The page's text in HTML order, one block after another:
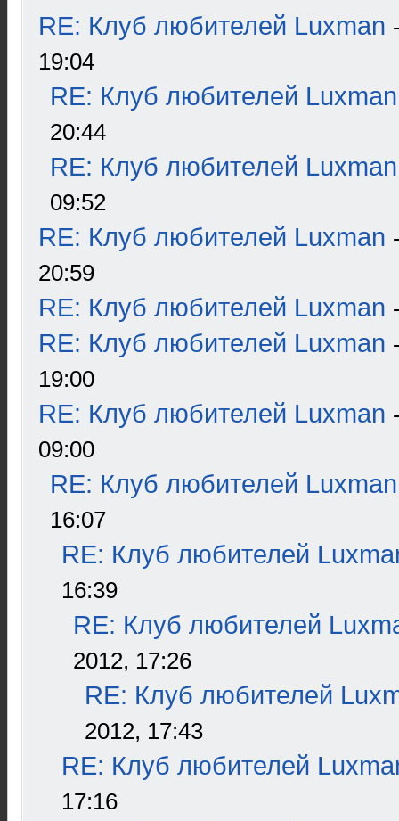
RE: Клуб любителей Luxman
19:04
RE: Клуб любителей Luxman
20:44
RE: Клуб любителей Luxman
09:52
RE: Клуб любителей Luxman
20:59
RE: Клуб любителей Luxman
RE: Клуб любителей Luxman
19:00
RE: Клуб любителей Luxman
09:00
RE: Клуб любителей Luxman
16:07
RE: Клуб любителей
16:39
RE: Клуб любителей
2012, 17:26
RE: Клуб любителей
2012, 17:43
RE: Клуб любителей
17:16